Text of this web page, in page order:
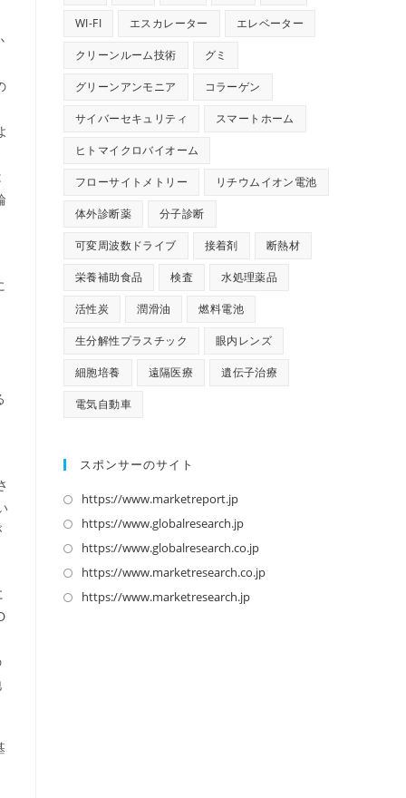
WI-FI エスカレーター エレベーター
クリーンルーム技術 グミ
グリーンアンモニア コラーゲン
サイバーセキュリティ スマートホーム
ヒトマイクロバイオーム
フローサイトメトリー リチウムイオン電池
体外診断薬 分子診断
可変周波数ドライブ 接着剤 断熱材
栄養補助食品 検査 水処理薬品
活性炭 潤滑油 燃料電池
生分解性プラスチック 眼内レンズ
細胞培養 遠隔医療 遺伝子治療
電気自動車
スポンサーのサイト
https://www.marketreport.jp新
し
い
タ
ブ
https://www.globalresearch.jp新
し
い
タ
https://www.globalresearch.co.jp新
し
https://www.marketresearch.co.jp新
https://www.marketresearch.jp新